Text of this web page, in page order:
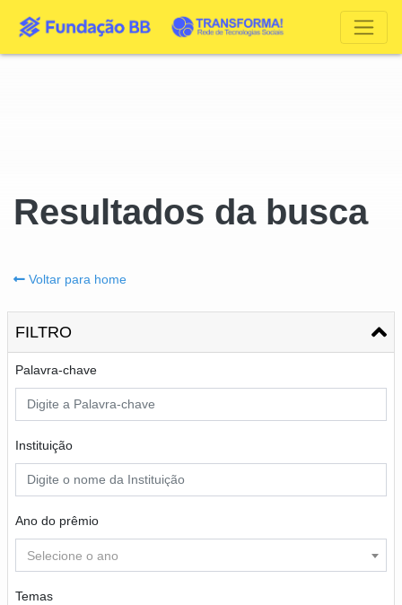
Resultados da busca
Voltar para home
FILTRO
Palavra-chave
Instituição
Ano do prêmio
Selecione o ano
Temas